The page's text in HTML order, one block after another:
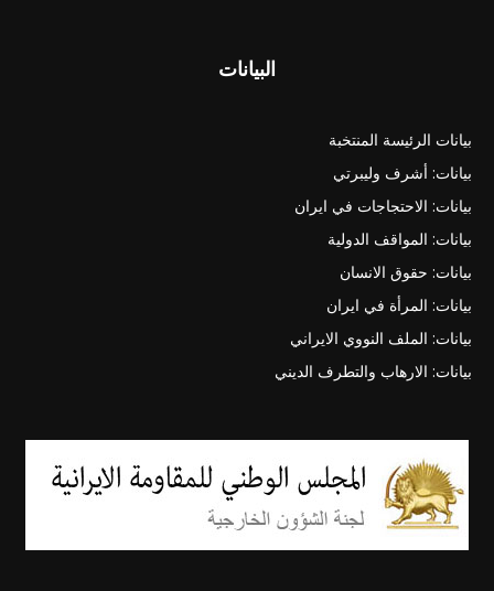
البيانات
بيانات الرئيسة المنتخبة
بيانات: أشرف وليبرتي
بيانات: الاحتجاجات في ايران
بيانات: المواقف الدولية
بيانات: حقوق الانسان
بيانات: المرأة في ايران
بيانات: الملف النووي الايراني
بيانات: الارهاب والتطرف الديني